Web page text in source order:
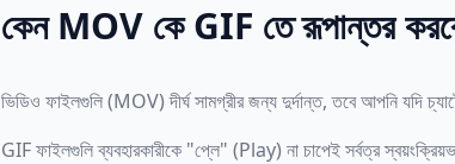
কেন MOV কে GIF তে রূপান্তর
ভিডিও ফাইলগুলি (MOV) দীর্ঘ সামগ্রীর জন্য দুর্দান্ত, তবে আপনি যদি
GIF ফাইলগুলি ব্যবহারকারীকে "প্লে" (Play) না চাপেই সর্বত্র